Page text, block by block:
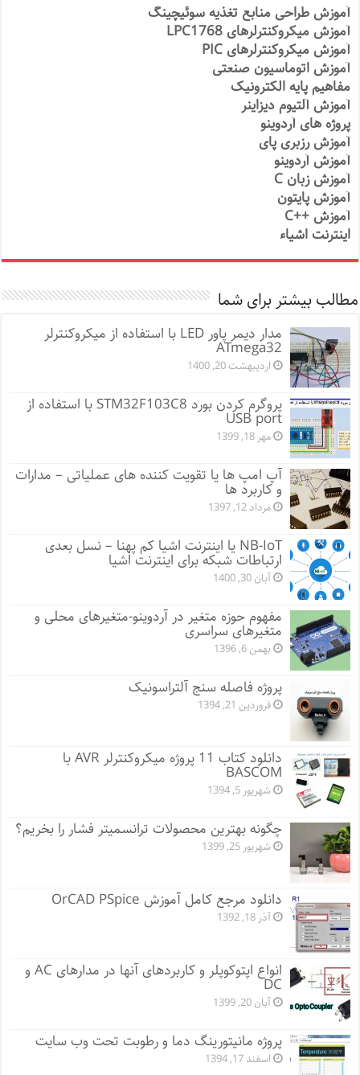
آموزش طراحی منابع تغذیه سوئیچینگ
آموزش میکروکنترلرهای LPC1768
آموزش میکروکنترلرهای PIC
آموزش اتوماسیون صنعتی
مفاهیم پایه الکترونیک
آموزش آلتیوم دیزاینر
پروژه های آردوینو
آموزش رزبری پای
آموزش آردوینو
آموزش زبان C
آموزش پایتون
آموزش ++C
اینترنت اشیاء
مطالب بیشتر برای شما
مدار دیمر پاور LED با استفاده از میکروکنترلر
ATmega32
اردیبهشت 20, 1400
پروگرم کردن بورد STM32F103C8 با استفاده از
USB port
مهر 18, 1399
آپ امپ ها یا تقویت کننده های عملیاتی – مدارات
و کاربرد ها
مرداد 12, 1397
NB-IoT یا اینترنت اشیا کم پهنا – نسل بعدی
ارتباطات شبکه برای اینترنت اشیا
آبان 30, 1400
مفهوم حوزه متغیر در آردوینو-متغیرهای محلی و
متغیرهای سراسری
بهمن 6, 1396
پروژه فاصله سنج آلتراسونیک
فروردین 21, 1394
دانلود کتاب 11 پروژه میکروکنترلر AVR با
BASCOM
شهریور 5, 1394
چگونه بهترین محصولات ترانسمیتر فشار را بخریم؟
شهریور 25, 1399
دانلود مرجع کامل آموزش OrCAD PSpice
آذر 18, 1392
انواع اپتوکوپلر و کاربردهای آنها در مدارهای AC و
DC
آبان 20, 1399
پروژه مانيتورينگ دما و رطوبت تحت وب سایت
اسفند 17, 1394